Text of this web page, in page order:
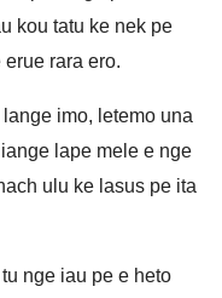
kou tatu ke nek pe
rara ero.
imo, letemo una
lape mele e nge
ulu ke lasus pe ita
nge iau pe e heto